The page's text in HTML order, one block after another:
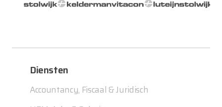
Diensten
Accountancy, Fiscaal & Juridisch